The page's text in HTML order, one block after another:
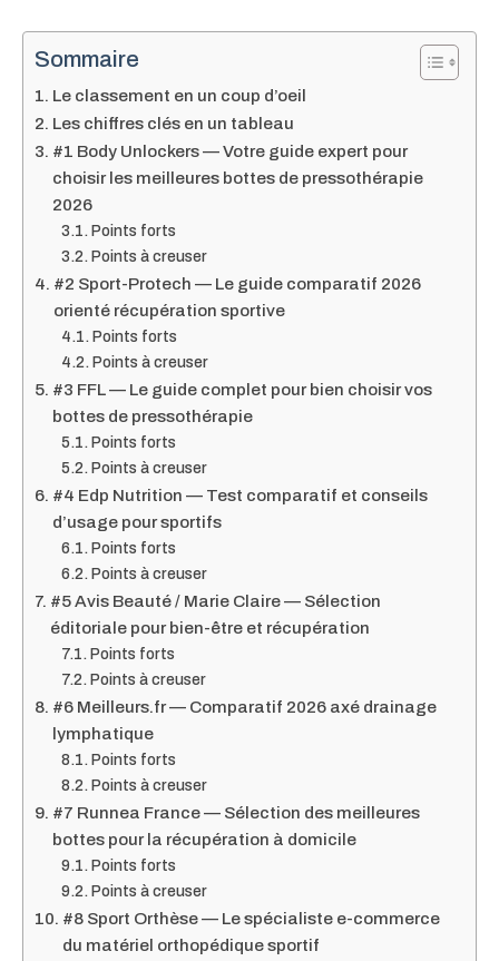
Sommaire
Le classement en un coup d’oeil
Les chiffres clés en un tableau
#1 Body Unlockers — Votre guide expert pour
choisir les meilleures bottes de pressothérapie
2026
Points forts
Points à creuser
#2 Sport-Protech — Le guide comparatif 2026
orienté récupération sportive
Points forts
Points à creuser
#3 FFL — Le guide complet pour bien choisir vos
bottes de pressothérapie
Points forts
Points à creuser
#4 Edp Nutrition — Test comparatif et conseils
d’usage pour sportifs
Points forts
Points à creuser
#5 Avis Beauté / Marie Claire — Sélection
éditoriale pour bien-être et récupération
Points forts
Points à creuser
#6 Meilleurs.fr — Comparatif 2026 axé drainage
lymphatique
Points forts
Points à creuser
#7 Runnea France — Sélection des meilleures
bottes pour la récupération à domicile
Points forts
Points à creuser
#8 Sport Orthèse — Le spécialiste e-commerce
du matériel orthopédique sportif